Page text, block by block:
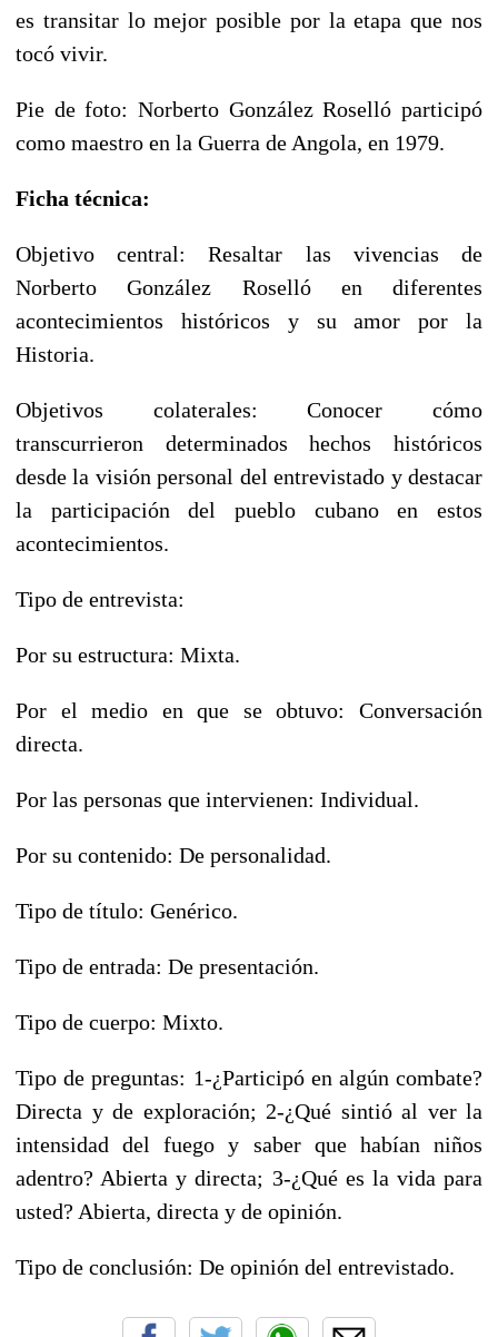
es transitar lo mejor posible por la etapa que nos
tocó vivir.
Pie de foto: Norberto González Roselló participó
como maestro en la Guerra de Angola, en 1979.
Ficha técnica:
Objetivo central: Resaltar las vivencias de
Norberto González Roselló en diferentes
acontecimientos históricos y su amor por la
Historia.
Objetivos colaterales: Conocer cómo
transcurrieron determinados hechos históricos
desde la visión personal del entrevistado y destacar
la participación del pueblo cubano en estos
acontecimientos.
Tipo de entrevista:
Por su estructura: Mixta.
Por el medio en que se obtuvo: Conversación
directa.
Por las personas que intervienen: Individual.
Por su contenido: De personalidad.
Tipo de título: Genérico.
Tipo de entrada: De presentación.
Tipo de cuerpo: Mixto.
Tipo de preguntas: 1-¿Participó en algún combate?
Directa y de exploración; 2-¿Qué sintió al ver la
intensidad del fuego y saber que habían niños
adentro? Abierta y directa; 3-¿Qué es la vida para
usted? Abierta, directa y de opinión.
Tipo de conclusión: De opinión del entrevistado.